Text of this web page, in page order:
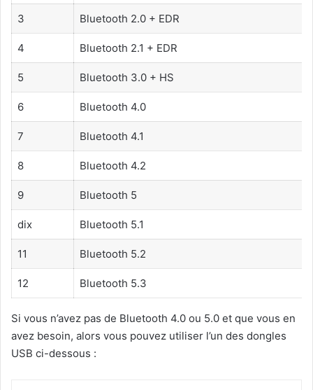
3 Bluetooth 2.0 + EDR
4 Bluetooth 2.1 + EDR
5 Bluetooth 3.0 + HS
6 Bluetooth 4.0
7 Bluetooth 4.1
8 Bluetooth 4.2
9 Bluetooth 5
dix Bluetooth 5.1
11 Bluetooth 5.2
12 Bluetooth 5.3
Si vous n’avez pas de Bluetooth 4.0 ou 5.0 et que vous en
avez besoin, alors vous pouvez utiliser l’un des dongles
USB ci-dessous :